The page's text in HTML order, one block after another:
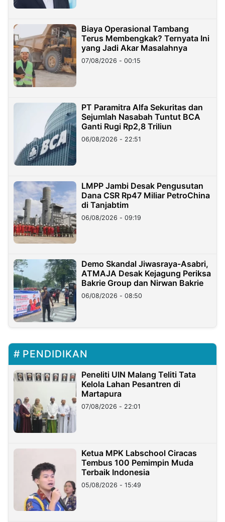
Biaya Operasional Tambang
Terus Membengkak? Ternyata Ini
yang Jadi Akar Masalahnya
07/08/2026 - 00:15
PT Paramitra Alfa Sekuritas dan
Sejumlah Nasabah Tuntut BCA
Ganti Rugi Rp2,8 Triliun
06/08/2026 - 22:51
LMPP Jambi Desak Pengusutan
Dana CSR Rp47 Miliar PetroChina
di Tanjabtim
06/08/2026 - 09:19
Demo Skandal Jiwasraya-Asabri,
ATMAJA Desak Kejagung Periksa
Bakrie Group dan Nirwan Bakrie
06/08/2026 - 08:50
PENDIDIKAN
Peneliti UIN Malang Teliti Tata
Kelola Lahan Pesantren di
Martapura
07/08/2026 - 22:01
Ketua MPK Labschool Ciracas
Tembus 100 Pemimpin Muda
Terbaik Indonesia
05/08/2026 - 15:49